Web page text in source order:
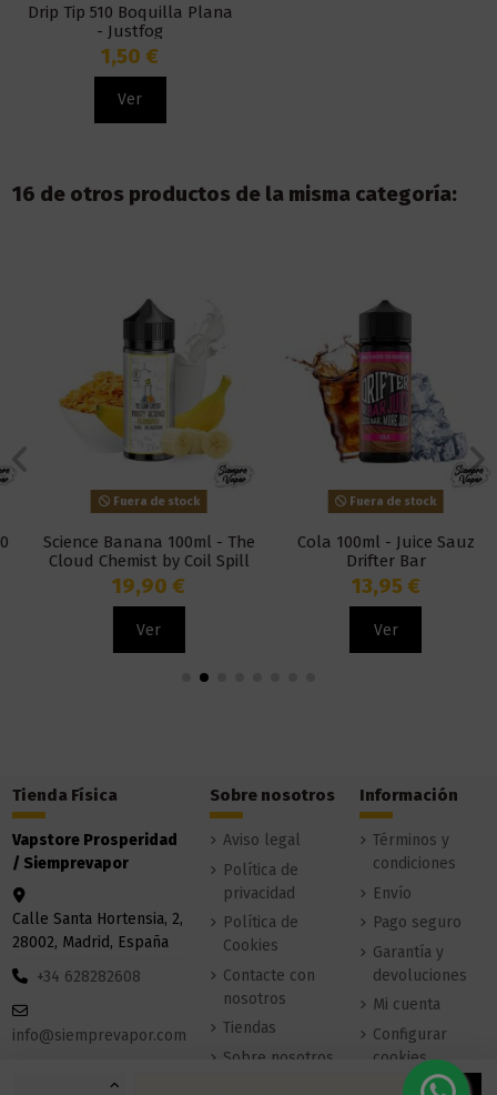
Drip Tip 510 Boquilla Plana
- Justfog
1,50 €
Ver
16 de otros productos de la misma categoría:
Fuera de stock
Science Banana 100ml - The
Cloud Chemist by Coil Spill
19,90 €
Ver
Fuera de stock
Cola 100ml - Juice Sauz
Drifter Bar
13,95 €
Ver
Tienda Física
Vapstore Prosperidad
/ Siemprevapor
Calle Santa Hortensia, 2,
28002, Madrid, España
+34 628282608
info@siemprevapor.com
Sobre nosotros
Aviso legal
Política de
privacidad
Política de
Cookies
Contacte con
nosotros
Tiendas
Sobre nosotros
Información
Términos y
condiciones
Envío
Pago seguro
Garantía y
devoluciones
Mi cuenta
Configurar
cookies